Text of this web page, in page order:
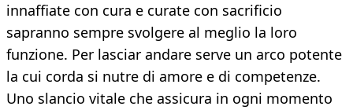
innaffiate con cura e curate con sacrificio
sapranno sempre svolgere al meglio la loro
funzione. Per lasciar andare serve un arco potente
la cui corda si nutre di amore e di competenze.
Uno slancio vitale che assicura in ogni momento